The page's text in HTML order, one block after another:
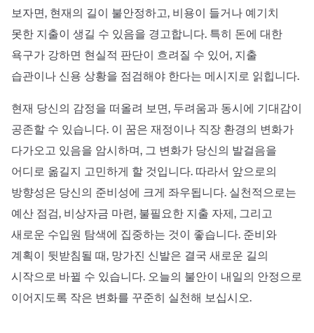
보자면, 현재의 길이 불안정하고, 비용이 들거나 예기치
못한 지출이 생길 수 있음을 경고합니다. 특히 돈에 대한
욕구가 강하면 현실적 판단이 흐려질 수 있어, 지출
습관이나 신용 상황을 점검해야 한다는 메시지로 읽힙니다.
현재 당신의 감정을 떠올려 보면, 두려움과 동시에 기대감이
공존할 수 있습니다. 이 꿈은 재정이나 직장 환경의 변화가
다가오고 있음을 암시하며, 그 변화가 당신의 발걸음을
어디로 옮길지 고민하게 할 것입니다. 따라서 앞으로의
방향성은 당신의 준비성에 크게 좌우됩니다. 실천적으로는
예산 점검, 비상자금 마련, 불필요한 지출 자제, 그리고
새로운 수입원 탐색에 집중하는 것이 좋습니다. 준비와
계획이 뒷받침될 때, 망가진 신발은 결국 새로운 길의
시작으로 바뀔 수 있습니다. 오늘의 불안이 내일의 안정으로
이어지도록 작은 변화를 꾸준히 실천해 보십시오.